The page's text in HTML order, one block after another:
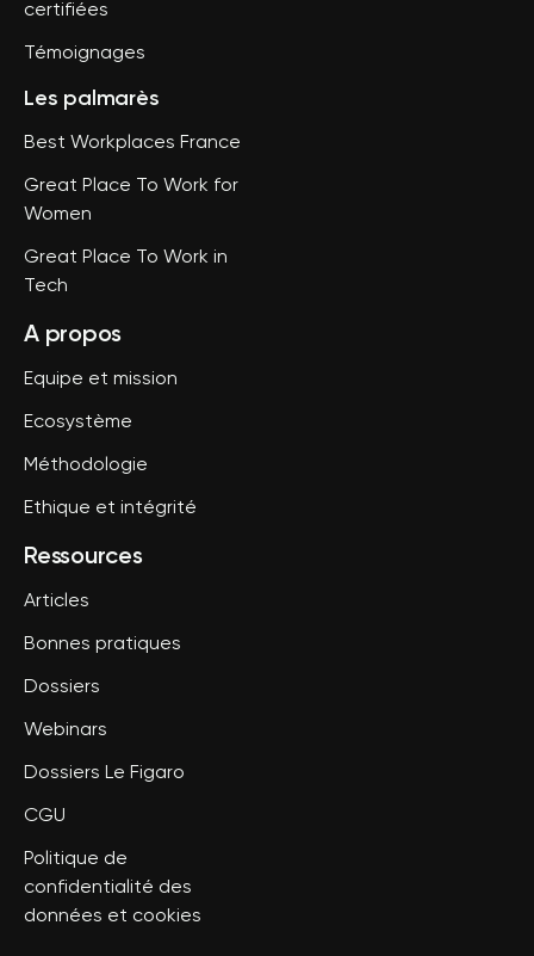
certifiées
Témoignages
Les palmarès
Best Workplaces France
Great Place To Work for
Women
Great Place To Work in
Tech
A propos
Equipe et mission
Ecosystème
Méthodologie
Ethique et intégrité
Ressources
Articles
Bonnes pratiques
Dossiers
Webinars
Dossiers Le Figaro
CGU
Politique de
confidentialité des
données et cookies